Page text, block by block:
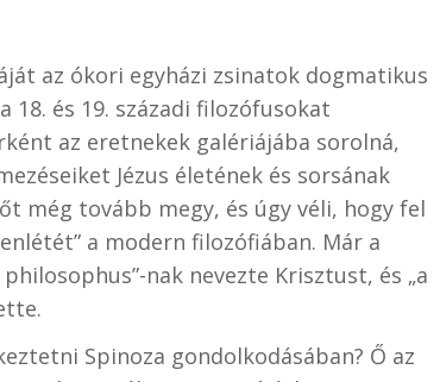
az ókori egyházi zsinatok dogmatikus
és 19. századi filozófusokat
az eretnekek galériájába sorolná,
Jézus életének és sorsának
még tovább megy, és úgy véli, hogy fel
a modern filozófiában. Már a
nak nevezte Krisztust, és „a
Spinoza gondolkodásában? Ő az